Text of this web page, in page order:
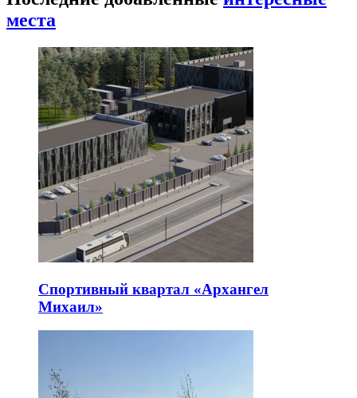
места
Спортивный квартал «Архангел
Михаил»